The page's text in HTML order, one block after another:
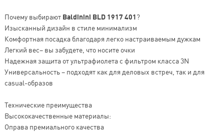
Почему выбирают Baldinini BLD 1917 401?
Изысканный дизайн в стиле минимализм
Комфортная посадка благодаря легко настраиваемым дужкам
Легкий вес– вы забудете, что носите очки
Надежная защита от ультрафиолета с фильтром класса 3N
Универсальность – подходят как для деловых встреч, так и для
casual-образов
Технические преимущества
Высококачественные материалы:
Оправа премиального качества